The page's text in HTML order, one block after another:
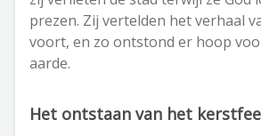
prezen. Zij vertelden het verhaal
voort, en zo ontstond er hoop
aarde.
Het ontstaan van het